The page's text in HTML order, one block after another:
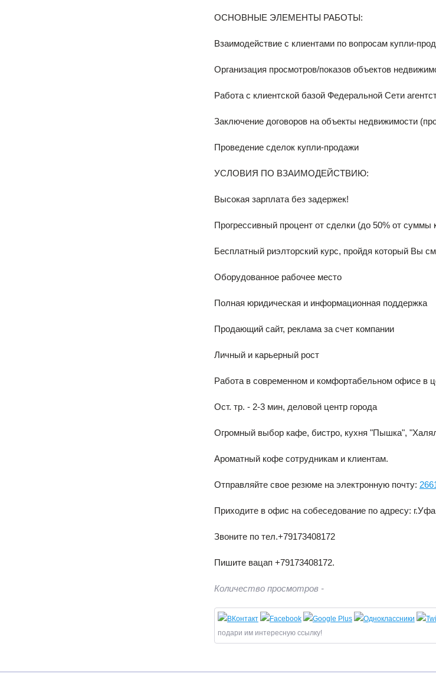
ОСНОВНЫЕ ЭЛЕМЕНТЫ РАБОТЫ:
Взаимодействие с клиентами по вопросам купли-
Организация просмотров/показов объектов
Работа с клиентской базой Федеральной Сети
Заключение договоров на объекты недвижимости
Проведение сделок купли-продажи
УСЛОВИЯ ПО ВЗАИМОДЕЙСТВИЮ:
Высокая зарплата без задержек!
Прогрессивный процент от сделки (до 50% от суммы
Бесплатный риэлторский курс, пройдя который Вы
Оборудованное рабочее место
Полная юридическая и информационная поддержка
Продающий сайт, реклама за счет компании
Личный и карьерный рост
Работа в современном и комфортабельном офисе в
Ост. тр. - 2-3 мин, деловой центр города
Огромный выбор кафе, бистро, кухня "Пышка",
Ароматный кофе сотрудникам и клиентам.
Отправляйте свое резюме на электронную почту:
Приходите в офис на собеседование по адресу:
Звоните по тел.+79173408172
Пишите вацап +79173408172.
Количество просмотров -
подари им интересную ссылку!